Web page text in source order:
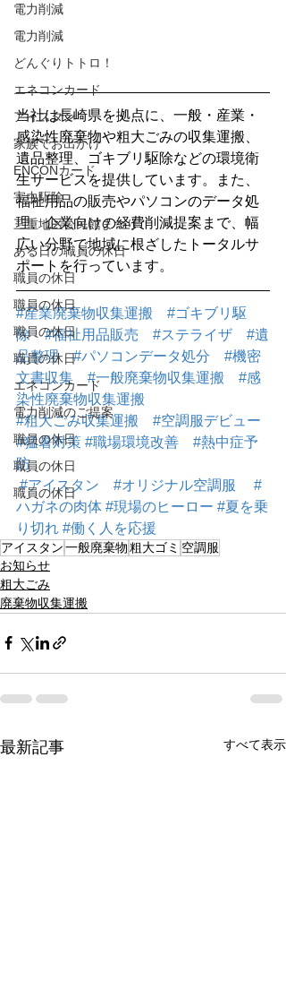
電力削減
電力削減
どんぐりトトロ！
エネコンカード
アイスタン
家族でお出かけ
ENCONカード
害虫駆除
三重地区公民館まつり
ある日の職員の休日
職員の休日
職員の休日
職員の休日
職員の休日
エネコンカード
電力削減のご提案
職員の休日
職員の休日
職員の休日
当社は長崎県を拠点に、一般・産業・
感染性廃棄物や粗大ごみの収集運搬、
遺品整理、ゴキブリ駆除などの環境衛
生サービスを提供しています。また、
福祉用品の販売やパソコンのデータ処
理、企業向けの経費削減提案まで、幅
広い分野で地域に根ざしたトータルサ
ポートを行っています。
#産業廃棄物収集運搬
#ゴキブリ駆
除
#福祉用品販売 #ステライザ
#遺
品整理
#パソコンデータ処分
#機密
文書収集
#一般廃棄物収集運搬
#感
染性廃棄物収集運搬
#粗大ごみ収集運搬
#空調服デビュー
#猛暑対策 #職場環境改善
#熱中症予
防
#アイスタン
#オリジナル空調服
#
ハガネの肉体 #現場のヒーロー #夏を乗
り切れ #働く人を応援
アイスタン 一般廃棄物 粗大ゴミ 空調服
お知らせ
粗大ごみ
廃棄物収集運搬
最新記事 すべて表示